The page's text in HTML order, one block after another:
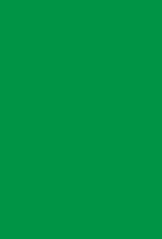
त्यसबारे भ्रममा